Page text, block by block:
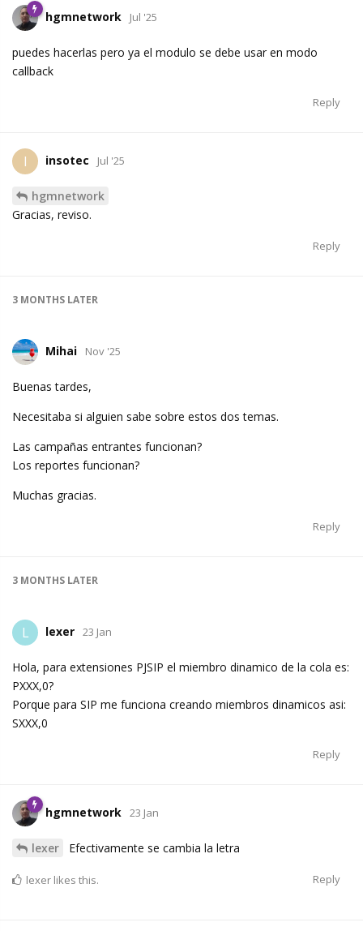
hgmnetwork Jul '25
puedes hacerlas pero ya el modulo se debe usar en modo
callback
Reply
I insotec Jul '25
hgmnetwork
Gracias, reviso.
Reply
3 MONTHS LATER
Mihai Nov '25
Buenas tardes,
Necesitaba si alguien sabe sobre estos dos temas.
Las campañas entrantes funcionan?
Los reportes funcionan?
Muchas gracias.
Reply
3 MONTHS LATER
L lexer 23 Jan
Hola, para extensiones PJSIP el miembro dinamico de la cola es:
PXXX,0?
Porque para SIP me funciona creando miembros dinamicos asi:
SXXX,0
Reply
hgmnetwork 23 Jan
lexer Efectivamente se cambia la letra
Reply
lexer likes this.